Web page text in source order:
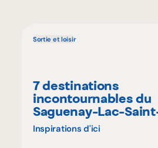
Sortie et loisir
7 destinations
incontournables du
Saguenay-Lac-
Inspirations d'ici